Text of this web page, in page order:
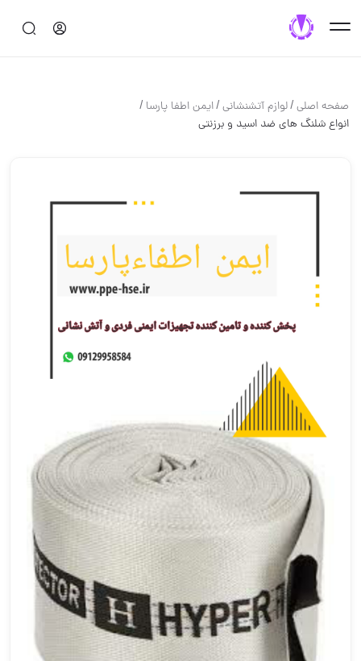
صفحه اصلی/لوازم آتشنشاني/ایمن اطفا پارسا /
انواع شلنگ های ضد اسید و برزنتی